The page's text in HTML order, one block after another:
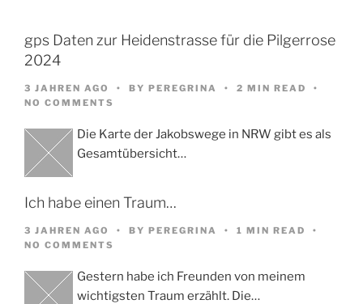
gps Daten zur Heidenstrasse für die Pilgerrose
2024
3 JAHREN AGO BY PEREGRINA
2 MIN READ
NO COMMENTS
Die Karte der Jakobswege in NRW gibt es als
Gesamtübersicht…
Ich habe einen Traum…
3 JAHREN AGO BY PEREGRINA
1 MIN READ
NO COMMENTS
Gestern habe ich Freunden von meinem
wichtigsten Traum erzählt. Die…